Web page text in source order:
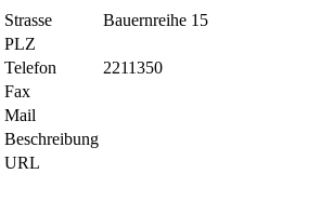
Strasse
Bauernreihe 15
PLZ
Telefon
2211350
Fax
Mail
Beschreibung
URL